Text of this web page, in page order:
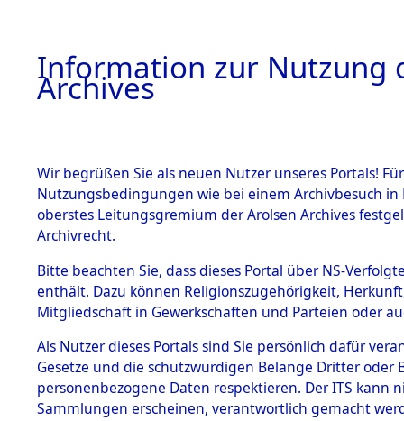
BESTÄNDE
1.
mente
5. Verschiedenes
5.3
Todesmärsche
0224
Information zur Nutzung
Archives
Wir begrüßen Sie als neuen Nutzer unseres Portals!
Nutzungsbedingungen wie bei einem Archivbesuch
oberstes Leitungsgremium der Arolsen Archives
Archivrecht.
Bitte beachten Sie, dass dieses Portal über NS-
enthält. Dazu können Religionszugehörigkeit,
Mitgliedschaft in Gewerkschaften und Parteien oder
Als Nutzer dieses Portals sind Sie persönlich dafür
Gesetze und die schutzwürdigen Belange Dritter
personenbezogene Daten respektieren. Der ITS
Sammlungen erscheinen, verantwortlich gemacht